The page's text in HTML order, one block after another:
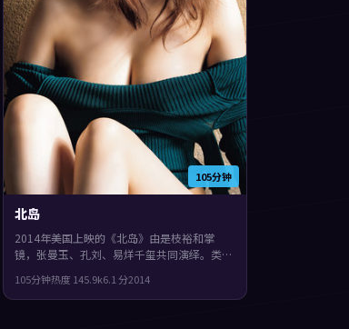
105分钟
北岛
2014年美国上映的《北岛》由是枝裕和掌
镜，张曼玉、孔刘、易烊千玺共同演绎。类型
光，片尾余味很足。
105分钟热度 145.9k6.1 分2014